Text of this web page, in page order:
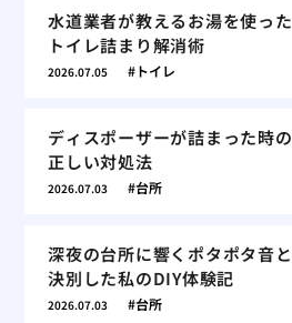
水道業者が教えるお湯を使った
トイレ詰まり解消術
2026.07.05 トイレ
ディスポーザーが詰まった時の
正しい対処法
2026.07.03 台所
深夜の台所に響くポタポタ音と
決別した私のDIY体験記
2026.07.03 台所